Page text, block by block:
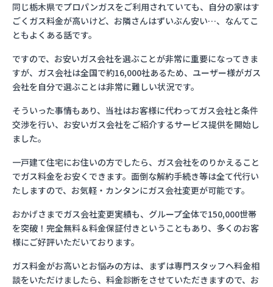
同じ栃木県でプロパンガスをご利用されていても、自分の家はす
ごくガス料金が高いけど、お隣さんはずいぶん安い…、なんてこ
ともよくある話です。
ですので、お安いガス会社を選ぶことが非常に重要になってきま
すが、ガス会社は全国で約16,000社あるため、ユーザー様がガス
会社を自分で選ぶことは非常に難しい状況です。
そういった事情もあり、当社はお客様に代わってガス会社と条件
交渉を行い、お安いガス会社をご紹介するサービス提供を開始し
ました。
一戸建て住宅にお住いの方でしたら、ガス会社をのりかえること
でガス料金をお安くできます。面倒な解約手続き等は全て代行い
たしますので、お気軽・カンタンにガス会社変更が可能です。
おかげさまでガス会社変更実績も、グループ全体で150,000世帯
を突破！完全無料＆料金保証付きということもあり、多くのお客
様にご好評いただいております。
ガス料金がお高いとお悩みの方は、まずは専門スタッフへ料金相
談をいただけましたら、料金診断をさせていただきますので、お